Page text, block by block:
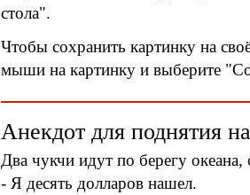
стола".
Чтобы сохранить картинку на
мыши на картинку и выберите
Анекдот для поднятия
Два чукчи идут по берегу
- Я десять долларов нашел.